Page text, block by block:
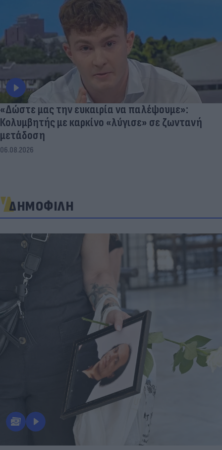
«Δώστε μας την ευκαιρία να παλέψουμε»:
Κολυμβητής με καρκίνο «λύγισε» σε ζωντανή
μετάδοση
06.08.2026
ΔΗΜΟΦΙΛΗ